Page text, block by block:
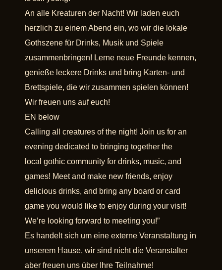
An alle Kreaturen der Nacht! Wir laden euch
herzlich zu einem Abend ein, wo wir die lokale
Gothszene für Drinks, Musik und Spiele
zusammenbringen! Lerne neue Freunde kennen,
genieße leckere Drinks und bring Karten- und
Brettspiele, die wir zusammen spielen können!
Wir freuen uns auf euch!
EN below
Calling all creatures of the night! Join us for an
evening dedicated to bringing together the
local gothic community for drinks, music, and
games! Meet and make new friends, enjoy
delicious drinks, and bring any board or card
game you would like to enjoy during your visit!
We’re looking forward to meeting you!”
Es handelt sich um eine externe Veranstaltung in
unserem Hause, wir sind nicht die Veranstalter
aber freuen uns über Ihre Teilnahme!